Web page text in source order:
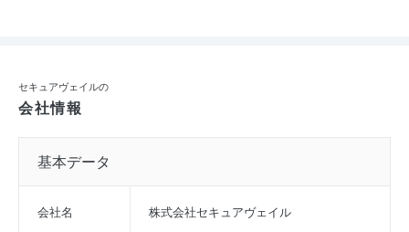
セキュアヴェイルの
会社情報
基本データ
会社名 株式会社セキュアヴェイル